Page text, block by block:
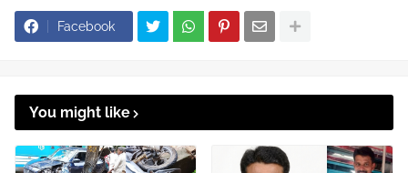
Facebook
You might like